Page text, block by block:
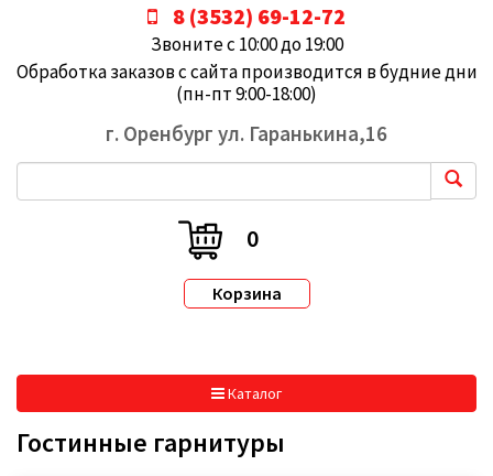
8 (3532) 69-12-72
Звоните с 10:00 до 19:00
Обработка заказов с сайта производится в будние дни
(пн-пт 9:00-18:00)
г. Оренбург ул. Гаранькина,16
0
Корзина
Каталог
Гостинные гарнитуры